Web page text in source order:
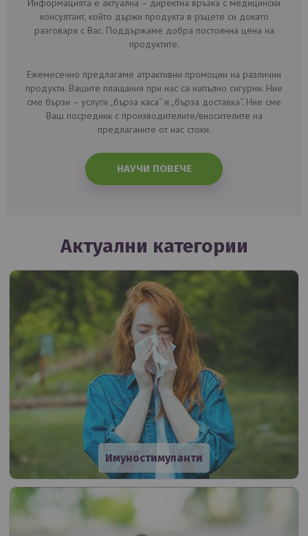
Информацията е актуална – директна връзка с медицински
консултант, който държи продукта в ръцете си докато
разговаря с Вас. Поддържаме добра постоянна цена на
продуктите.
Ежемесечно предлагаме атрактивни промоции на различни
продукти. Вашите плащания при нас са напълно сигурни. Ние
сме бързи – услуги „бърза каса“ и „бърза доставка“. Ние сме
Ваш посредник с производителите/вносителите на
предлаганите от нас стоки.
НАУЧИ ПОВЕЧЕ
Актуални категории
Имуностимуланти